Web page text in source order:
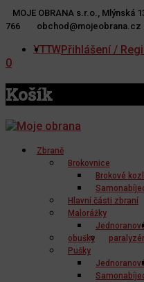
MOJE OBRANA s.r.o., Mlýnská
766
obchod@mojeobrana.cz
YTTWPřihlášení /
0
Košík
Zbraně
Brokovnice
Brokové
Hlavní části zbraní
Malorážky
obušky
Pušky